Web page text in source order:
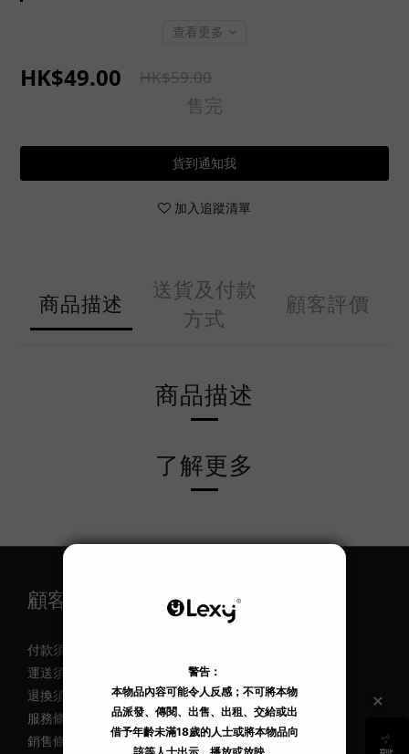
查看更多
HK$49.00 HK$59.00
售完
貨到通知我
加入追蹤清單
商品描述
送貨及付款
方式
顧客評價
商品描述
了解更多
顧客須知
付款須知
運送須知
退換須知
服務條款
銷售條款